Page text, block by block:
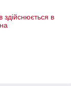
здійснюється в